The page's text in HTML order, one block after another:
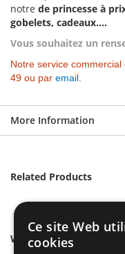
notre de princesse à
gobelets, cadeaux....
Vous souhaitez un
Notre service
49 ou par email.
More Information
Related Products
We found other
Ce site Web
cookies